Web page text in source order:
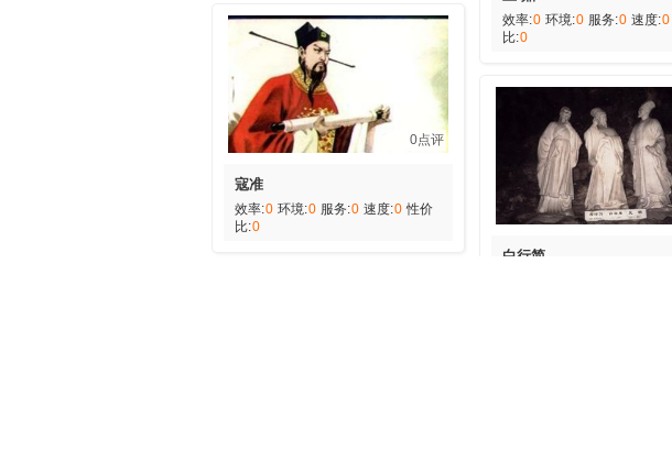
0点评
寇准
效率:0 环境:0 服务:0 速度:0 性价
比:0
效率:0 环境:0 服务:0 速度:0
比:0
白行简